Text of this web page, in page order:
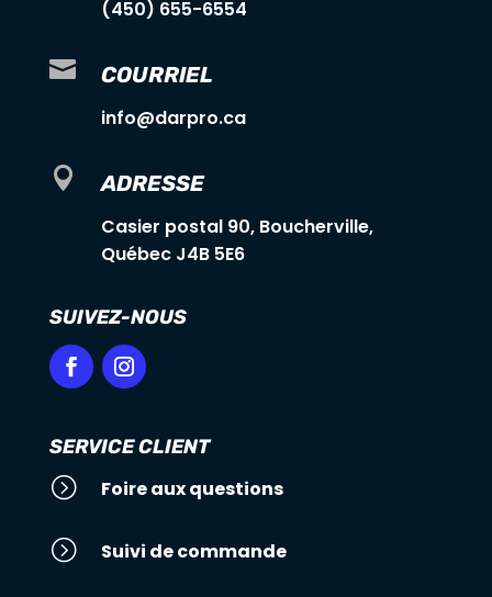
(450) 655-6554
 COURRIEL
info@darpro.ca
 ADRESSE
Casier postal 90, Boucherville,
Québec J4B 5E6
SUIVEZ-NOUS
SERVICE CLIENT
= Foire aux questions
= Suivi de commande